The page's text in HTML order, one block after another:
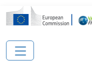
Gå til hovedindhold